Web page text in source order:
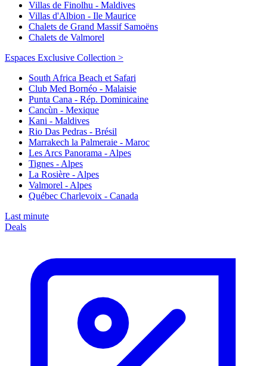
Villas de Finolhu - Maldives
Villas d'Albion - Ile Maurice
Chalets de Grand Massif Samoëns
Chalets de Valmorel
Espaces Exclusive Collection >
South Africa Beach et Safari
Club Med Bornéo - Malaisie
Punta Cana - Rép. Dominicaine
Cancùn - Mexique
Kani - Maldives
Rio Das Pedras - Brésil
Marrakech la Palmeraie - Maroc
Les Arcs Panorama - Alpes
Tignes - Alpes
La Rosière - Alpes
Valmorel - Alpes
Québec Charlevoix - Canada
Last minute
Deals